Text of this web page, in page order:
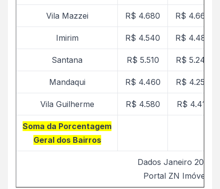
Vila Mazzei R$ 4.680 R$ 4.664
Imirim R$ 4.540 R$ 4.487
Santana R$ 5.510 R$ 5.249
Mandaqui R$ 4.460 R$ 4.250
Vila Guilherme R$ 4.580 R$ 4.411
Soma da Porcentagem
Geral dos Bairros
Dados Janeiro 2026
Portal ZN Imóvel